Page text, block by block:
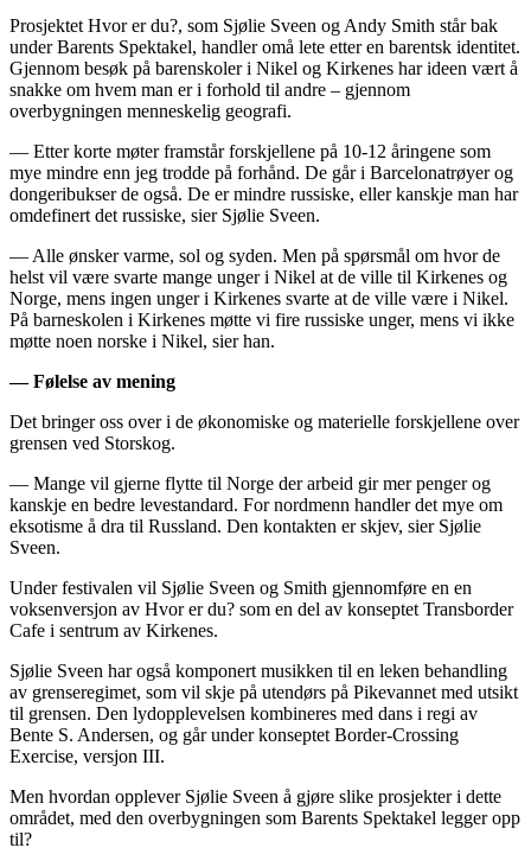
Prosjektet Hvor er du?, som Sjølie Sveen og Andy Smith står bak
under Barents Spektakel, handler omå lete etter en barentsk identitet.
Gjennom besøk på barenskoler i Nikel og Kirkenes har ideen vært å
snakke om hvem man er i forhold til andre – gjennom
overbygningen menneskelig geografi.
— Etter korte møter framstår forskjellene på 10-12 åringene som
mye mindre enn jeg trodde på forhånd. De går i Barcelonatrøyer og
dongeribukser de også. De er mindre russiske, eller kanskje man har
omdefinert det russiske, sier Sjølie Sveen.
— Alle ønsker varme, sol og syden. Men på spørsmål om hvor de
helst vil være svarte mange unger i Nikel at de ville til Kirkenes og
Norge, mens ingen unger i Kirkenes svarte at de ville være i Nikel.
På barneskolen i Kirkenes møtte vi fire russiske unger, mens vi ikke
møtte noen norske i Nikel, sier han.
— Følelse av mening
Det bringer oss over i de økonomiske og materielle forskjellene over
grensen ved Storskog.
— Mange vil gjerne flytte til Norge der arbeid gir mer penger og
kanskje en bedre levestandard. For nordmenn handler det mye om
eksotisme å dra til Russland. Den kontakten er skjev, sier Sjølie
Sveen.
Under festivalen vil Sjølie Sveen og Smith gjennomføre en en
voksenversjon av Hvor er du? som en del av konseptet Transborder
Cafe i sentrum av Kirkenes.
Sjølie Sveen har også komponert musikken til en leken behandling
av grenseregimet, som vil skje på utendørs på Pikevannet med utsikt
til grensen. Den lydopplevelsen kombineres med dans i regi av
Bente S. Andersen, og går under konseptet Border-Crossing
Exercise, versjon III.
Men hvordan opplever Sjølie Sveen å gjøre slike prosjekter i dette
området, med den overbygningen som Barents Spektakel legger opp
til?